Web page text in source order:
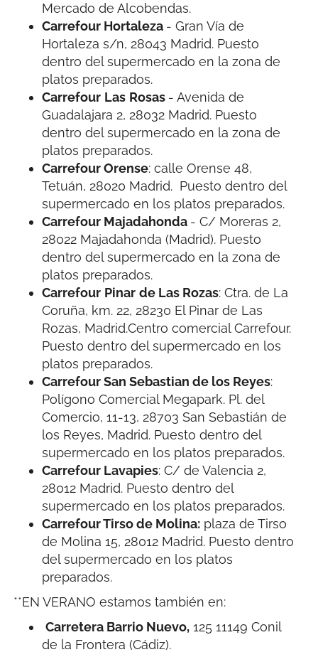
Mercado de Alcobendas.
Carrefour Hortaleza - Gran Vía de
Hortaleza s/n, 28043 Madrid. Puesto
dentro del supermercado en la zona de
platos preparados.
Carrefour Las Rosas - Avenida de
Guadalajara 2, 28032 Madrid. Puesto
dentro del supermercado en la zona de
platos preparados.
Carrefour Orense: calle Orense 48,
Tetuán, 28020 Madrid. Puesto dentro del
supermercado en los platos preparados.
Carrefour Majadahonda - C/ Moreras 2,
28022 Majadahonda (Madrid). Puesto
dentro del supermercado en la zona de
platos preparados.
Carrefour Pinar de Las Rozas: Ctra. de La
Coruña, km. 22, 28230 El Pinar de Las
Rozas, Madrid.Centro comercial Carrefour.
Puesto dentro del supermercado en los
platos preparados.
Carrefour San Sebastian de los Reyes:
Polígono Comercial Megapark. Pl. del
Comercio, 11-13, 28703 San Sebastián de
los Reyes, Madrid. Puesto dentro del
supermercado en los platos preparados.
Carrefour Lavapies: C/ de Valencia 2,
28012 Madrid. Puesto dentro del
supermercado en los platos preparados.
Carrefour Tirso de Molina: plaza de Tirso
de Molina 15, 28012 Madrid. Puesto dentro
del supermercado en los platos
preparados.
**EN VERANO estamos también en:
Carretera Barrio Nuevo, 125 11149 Conil
de la Frontera (Cádiz).